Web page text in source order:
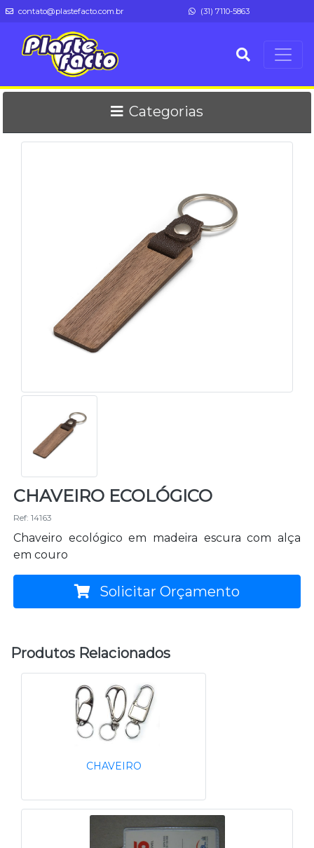
contato@plastefacto.com.br (31) 7110-5863
Categorias
CHAVEIRO ECOLÓGICO
Ref: 14163
Chaveiro ecológico em madeira escura com alça
em couro
Solicitar Orçamento
Produtos Relacionados
CHAVEIRO